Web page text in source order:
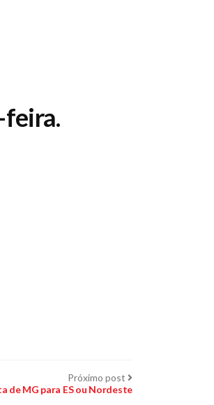
feira.
Próximo post Próximo
post:
de MG para ES ou Nordeste